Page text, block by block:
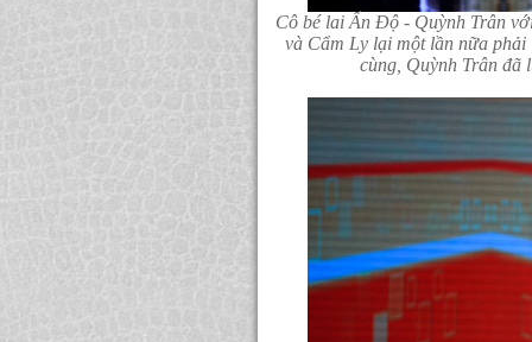
Cô bé lai Ấn Độ - Quỳnh Trân
và Cẩm Ly lại một lần nữa
cùng, Quỳnh Trân đã